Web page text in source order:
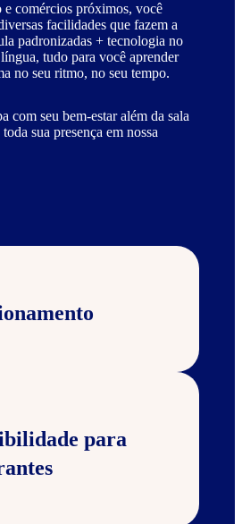
e comércios próximos, você
facilidades que fazem a
padronizadas + tecnologia no
tudo para você aprender
no seu ritmo, no seu tempo.
com seu bem-estar além da sala
sua presença em nossa
para